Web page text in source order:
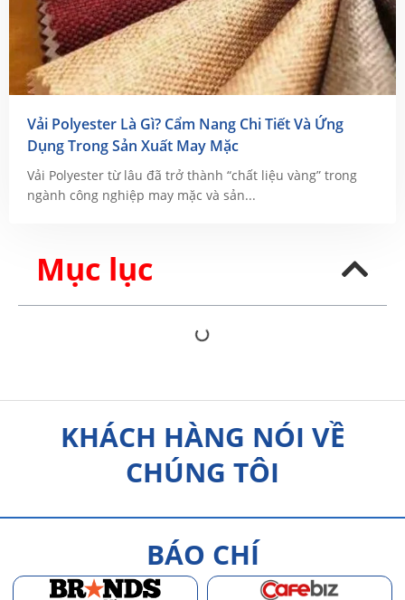
Vải Polyester Là Gì? Cẩm Nang Chi Tiết Và Ứng
Dụng Trong Sản Xuất May Mặc
Vải Polyester từ lâu đã trở thành “chất liệu vàng” trong
ngành công nghiệp may mặc và sản...
Mục lục
KHÁCH HÀNG NÓI VỀ
CHÚNG TÔI
BÁO CHÍ